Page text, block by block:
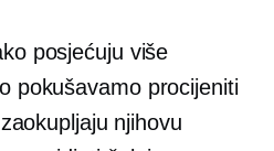
posjećuju više
pokušavamo procijeniti
njihovu